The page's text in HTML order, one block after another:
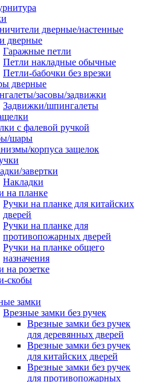
дверные/настенные
дверные
Гаражные петли
Петли накладные обычные
Петли-бабочки без врезки
дверные
засовы/задвижки
Задвижки/шпингалеты
с фалевой ручкой
шары
корпуса защелок
завертки
Накладки
на планке
Ручки на планке для китайских
дверей
Ручки на планке для
противопожарных дверей
Ручки на планке общего
назначения
на розетке
скобы
замки
Врезные замки без ручек
Врезные замки без ручек
для деревянных дверей
Врезные замки без ручек
для китайских дверей
Врезные замки без ручек
для противопожарных